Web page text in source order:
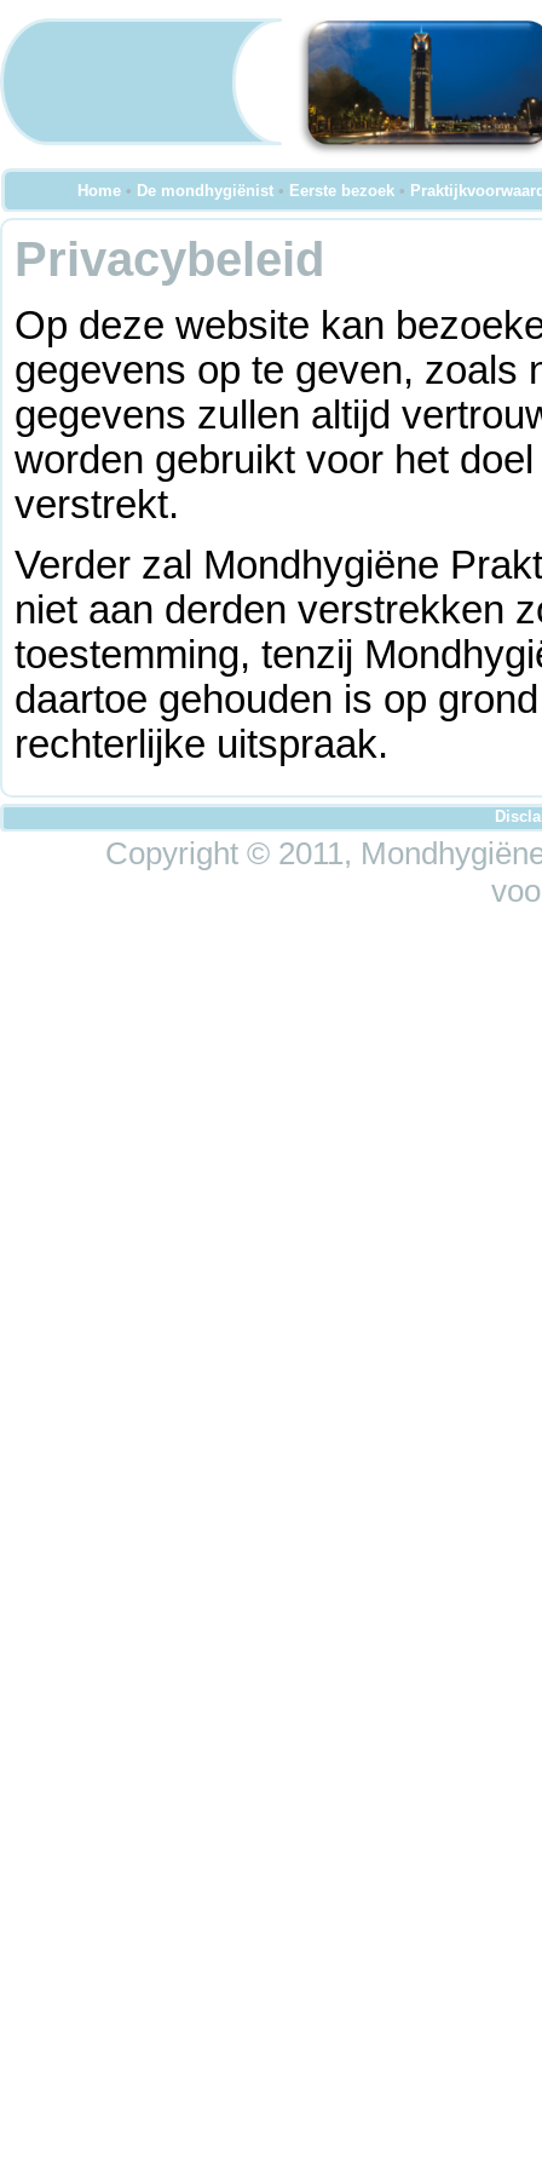
Home • De mondhygiënist • Eerste bezoek •
Privacybeleid
Op deze website kan
gegevens op te geven, zoals
gegevens zullen altijd
worden gebruikt voor het
verstrekt.
Verder zal Mondhygiëne
niet aan derden verstrekken
toestemming, tenzij
daartoe gehouden is op
rechterlijke uitspraak.
Copyright © 2011,